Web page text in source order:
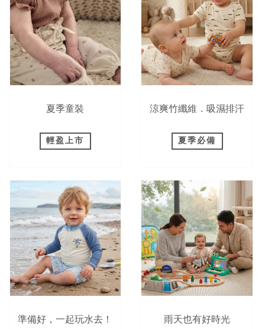
夏季童裝
輕盈上市
涼爽竹纖維．吸濕排汗
夏季必備
準備好，一起玩水去！ 雨天也有好時光